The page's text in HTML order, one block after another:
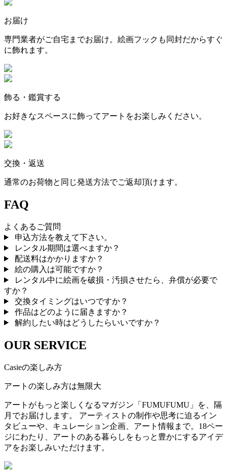
お届け
専門業者がご自宅までお届け。絵画フックも同封だからすぐ
に飾れます。
飾る・鑑賞する
お好きなスペースに飾ってアートをお楽しみください。
交換・返送
通常のお荷物と同じ発送方法でご返却頂けます。
FAQ
よくあるご質問
申込方法を教えて下さい。
レンタル期間は選べますか？
配送料はかかりますか？
絵の購入は可能ですか？
レンタル中に絵画を破損・汚損させたら、弁償が必要で
すか？
交換タイミングはいつですか？
作品はどのように届きますか？
解約したい時はどうしたらいいですか？
OUR SERVICE
Casieの楽しみ方
アートの楽しみ方は無限大
アートがもっと楽しくなるマガジン「FUMUFUMU」を、隔
月でお届けします。 アーティストの制作や思考に迫るイン
タビューや、キュレーション企画、アート情報まで。18ペー
ジにわたり、アートのある暮らしをもっと豊かにするアイデ
アをお楽しみいただけます。